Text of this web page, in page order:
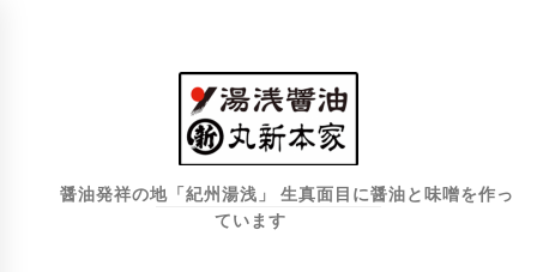
醤油発祥の地「紀州湯浅」 生真面目に醤油と味噌を作っ
ています